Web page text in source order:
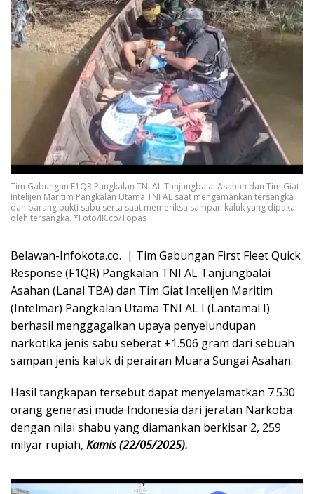
Tim Gabungan F1QR Pangkalan TNI AL Tanjungbalai Asahan dan Tim Giat
Intelijen Maritim Pangkalan Utama TNI AL saat mengamankan tersangka
dan barang bukti sabu serta saat memeriksa sampan kaluk yang dipakai
oleh tersangka. *Foto/IK.co/Topas
Belawan-Infokota.co. | Tim Gabungan First Fleet Quick
Response (F1QR) Pangkalan TNI AL Tanjungbalai
Asahan (Lanal TBA) dan Tim Giat Intelijen Maritim
(Intelmar) Pangkalan Utama TNI AL I (Lantamal I)
berhasil menggagalkan upaya penyelundupan
narkotika jenis sabu seberat ±1.506 gram dari sebuah
sampan jenis kaluk di perairan Muara Sungai Asahan.
Hasil tangkapan tersebut dapat menyelamatkan 7.530
orang generasi muda Indonesia dari jeratan Narkoba
dengan nilai shabu yang diamankan berkisar 2, 259
milyar rupiah, Kamis (22/05/2025).